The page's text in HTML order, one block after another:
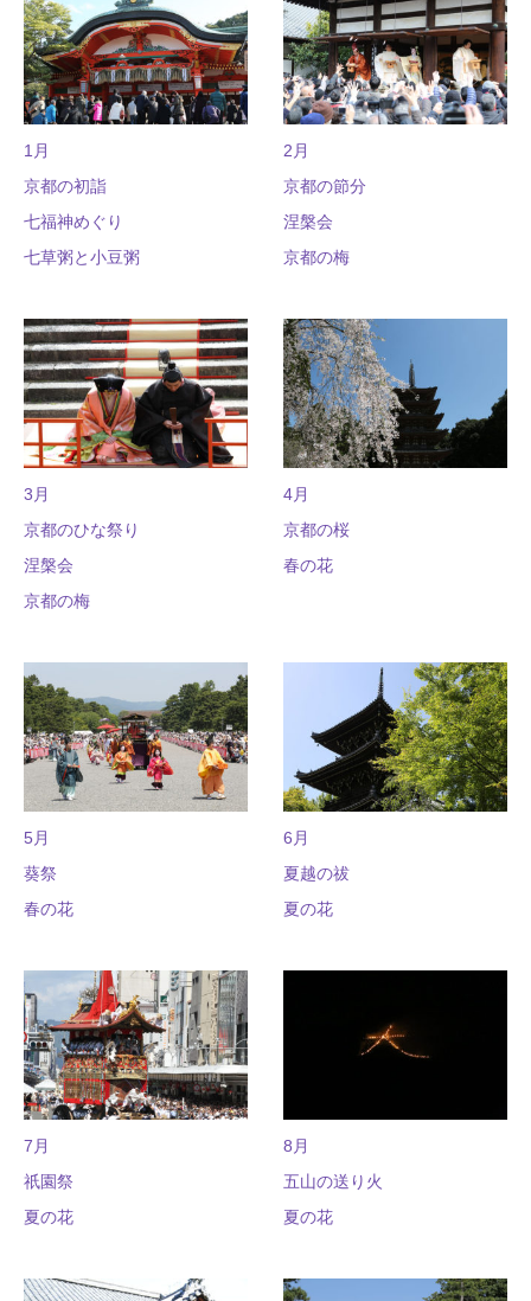
1月
京都の初詣
七福神めぐり
七草粥と小豆粥
2月
京都の節分
涅槃会
京都の梅
3月
京都のひな祭り
涅槃会
京都の梅
4月
京都の桜
春の花
5月
葵祭
春の花
6月
夏越の祓
夏の花
7月
祇園祭
夏の花
8月
五山の送り火
夏の花